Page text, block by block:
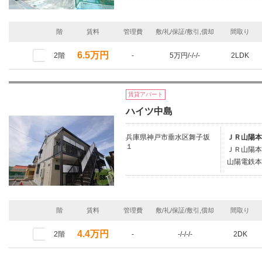
階 賃料 管理費 敷/礼/保証/敷引,償却 間取り
2階 6.5万円 - 5万円/-/-/- 2LDK
賃貸アパート
ハイツ中島
兵庫県神戸市垂水区舞子坂
１
ＪＲ山陽
ＪＲ山陽
山陽電鉄
階 賃料 管理費 敷/礼/保証/敷引,償却 間取り
2階 4.4万円 - -/-/-/- 2DK